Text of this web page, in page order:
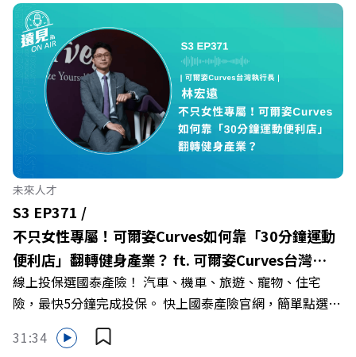
Powered by Firstory Hosting
Firstory Podcast 廣告 —— 在少子化浪潮、私校面臨退場
海嘯的嚴峻考驗下，南台灣的技職學校該如何轉型突圍？
本集《遠見ON AIR》邀請到樹德科技大學校長王昭雄，帶
你解析樹德科大如何打造出兼顧學校永續發展與地方創生的
技職教育新典範！ 🔺如何從「傳統私校」轉型為「產學無
縫接軌者」？ 🔺AI如何深度賦能設計與人文學科學群？ 🔺
首創「菲律賓半導體專班」！驚豔科技界的國際精準育才
🔺一舉拿下4大USR專案！深耕地方的溫暖社會責任平台 主
持人／遠見雜誌副社長兼遠見智庫總編輯 李建興 與談人／
樹德科技大學校長 王昭雄 +++++ 🎂歡慶遠見40歲生日！手
速搶下破天荒的獨家優惠
>>>https://gvmkt.pse.is/9e5pbz ✨關注《遠見》更多的社
群： LINE：https://reurl.cc/A4ELQp IG：
https://bit.ly/3AjBWNV YT：https://bit.ly/38jNi9k
Powered by Firstory Hosting
未來人才
S3 EP371 /
不只女性專屬！可爾姿Curves如何靠「30分鐘運動
便利店」翻轉健身產業？ ft. 可爾姿Curves台灣執
行長林宏遠
線上投保選國泰產險！ 汽車、機車、旅遊、寵物、住宅
險，最快5分鐘完成投保。 快上國泰產險官網，簡單點選，
保障立即到位！ https://fstry.pse.is/9eddvv —— 以上為
Firstory Podcast 廣告 —— 在健康意識抬頭、健身產業百
31:34